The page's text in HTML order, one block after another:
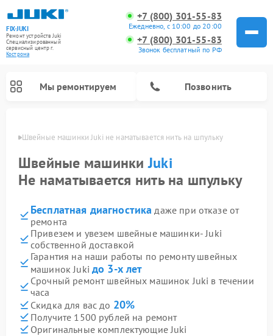
FIX-JUKI
Ремонт устройств Juki
Специализированный
cервисный центр г.
Кострома
+7 (800) 301-55-83
Ежедневно, с 10:00 до 20:00
+7 (800) 301-55-83
Звонок бесплатный по РФ
Мы ремонтируем Позвонить
Швейные машинки Juki не наматывается нить на шпульку
Швейные машинкиJuki
Не наматывается нить на шпульку
Бесплатная диагностика даже при отказе от
ремонта
Привезем и увезем швейные машинки- Juki
собственной доставкой
Гарантия на наши работы по ремонту швейных
машинок Juki до 3-х лет
Срочный ремонт швейных машинок Juki в течении
часа
Скидка для вас до 20%
Получите 1500 рублей на ремонт
Оригинальные комплектующие Juki